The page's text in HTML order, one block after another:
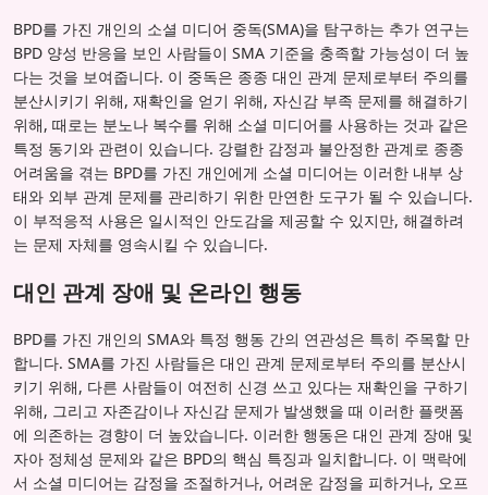
BPD를 가진 개인의 소셜 미디어 중독(SMA)을 탐구하는 추가 연구는
BPD 양성 반응을 보인 사람들이 SMA 기준을 충족할 가능성이 더 높
다는 것을 보여줍니다. 이 중독은 종종 대인 관계 문제로부터 주의를
분산시키기 위해, 재확인을 얻기 위해, 자신감 부족 문제를 해결하기
위해, 때로는 분노나 복수를 위해 소셜 미디어를 사용하는 것과 같은
특정 동기와 관련이 있습니다. 강렬한 감정과 불안정한 관계로 종종
어려움을 겪는 BPD를 가진 개인에게 소셜 미디어는 이러한 내부 상
태와 외부 관계 문제를 관리하기 위한 만연한 도구가 될 수 있습니다.
이 부적응적 사용은 일시적인 안도감을 제공할 수 있지만, 해결하려
는 문제 자체를 영속시킬 수 있습니다.
대인 관계 장애 및 온라인 행동
BPD를 가진 개인의 SMA와 특정 행동 간의 연관성은 특히 주목할 만
합니다. SMA를 가진 사람들은 대인 관계 문제로부터 주의를 분산시
키기 위해, 다른 사람들이 여전히 신경 쓰고 있다는 재확인을 구하기
위해, 그리고 자존감이나 자신감 문제가 발생했을 때 이러한 플랫폼
에 의존하는 경향이 더 높았습니다. 이러한 행동은 대인 관계 장애 및
자아 정체성 문제와 같은 BPD의 핵심 특징과 일치합니다. 이 맥락에
서 소셜 미디어는 감정을 조절하거나, 어려운 감정을 피하거나, 오프